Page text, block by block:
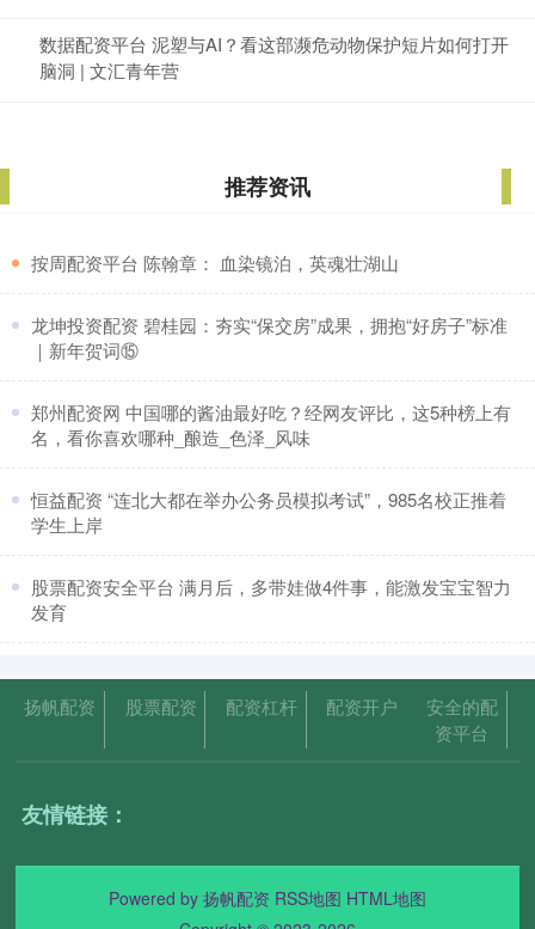
数据配资平台 泥塑与AI？看这部濒危动物保护短片如何打开
脑洞 | 文汇青年营
推荐资讯
​按周配资平台 陈翰章： 血染镜泊，英魂壮湖山
​龙坤投资配资 碧桂园：夯实“保交房”成果，拥抱“好房子”标准
｜新年贺词⑮
​郑州配资网 中国哪的酱油最好吃？经网友评比，这5种榜上有
名，看你喜欢哪种_酿造_色泽_风味
​恒益配资 “连北大都在举办公务员模拟考试”，985名校正推着
学生上岸
​股票配资安全平台 满月后，多带娃做4件事，能激发宝宝智力
发育
扬帆配资 股票配资 配资杠杆 配资开户
安全的配
资平台
友情链接：
Powered by 扬帆配资 RSS地图 HTML地图